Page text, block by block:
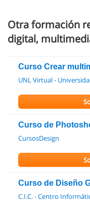
Otra formación
digital,
Curso Crear
UNL Virtual -
Curso de
CursosDesign
Curso de Diseño
C.I.C. - Centro